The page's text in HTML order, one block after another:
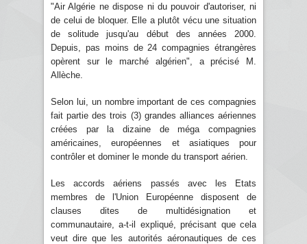
"Air Algérie ne dispose ni du pouvoir d'autoriser, ni
de celui de bloquer. Elle a plutôt vécu une situation
de solitude jusqu'au début des années 2000.
Depuis, pas moins de 24 compagnies étrangères
opèrent sur le marché algérien", a précisé M.
Allèche.
Selon lui, un nombre important de ces compagnies
fait partie des trois (3) grandes alliances aériennes
créées par la dizaine de méga compagnies
américaines, européennes et asiatiques pour
contrôler et dominer le monde du transport aérien.
Les accords aériens passés avec les Etats
membres de l'Union Européenne disposent de
clauses dites de multidésignation et
communautaire, a-t-il expliqué, précisant que cela
veut dire que les autorités aéronautiques de ces